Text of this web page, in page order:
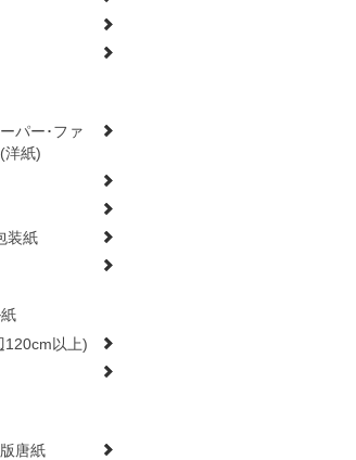
パー･ファ
洋紙)
装紙
120cm以上)
唐紙